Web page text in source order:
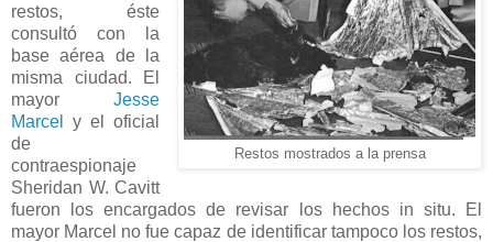
Restos mostrados a la prensa
restos, éste
consultó con la
base aérea de la
misma ciudad. El
mayorJesse
Marcel
y el oficial
de
contraespionaje
Sheridan W. Cavitt
fueron los encargados de revisar los hechos in situ. El
mayor Marcel no fue capaz de identificar tampoco los restos,